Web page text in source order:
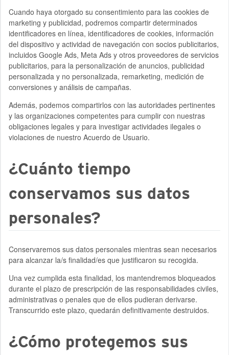
Cuando haya otorgado su consentimiento para las cookies de
marketing y publicidad, podremos compartir determinados
identificadores en línea, identificadores de cookies, información
del dispositivo y actividad de navegación con socios publicitarios,
incluidos Google Ads, Meta Ads y otros proveedores de servicios
publicitarios, para la personalización de anuncios, publicidad
personalizada y no personalizada, remarketing, medición de
conversiones y análisis de campañas.
Además, podemos compartirlos con las autoridades pertinentes
y las organizaciones competentes para cumplir con nuestras
obligaciones legales y para investigar actividades ilegales o
violaciones de nuestro Acuerdo de Usuario.
¿Cuánto tiempo
conservamos sus datos
personales?
Conservaremos sus datos personales mientras sean necesarios
para alcanzar la/s finalidad/es que justificaron su recogida.
Una vez cumplida esta finalidad, los mantendremos bloqueados
durante el plazo de prescripción de las responsabilidades civiles,
administrativas o penales que de ellos pudieran derivarse.
Transcurrido este plazo, quedarán definitivamente destruidos.
¿Cómo protegemos sus